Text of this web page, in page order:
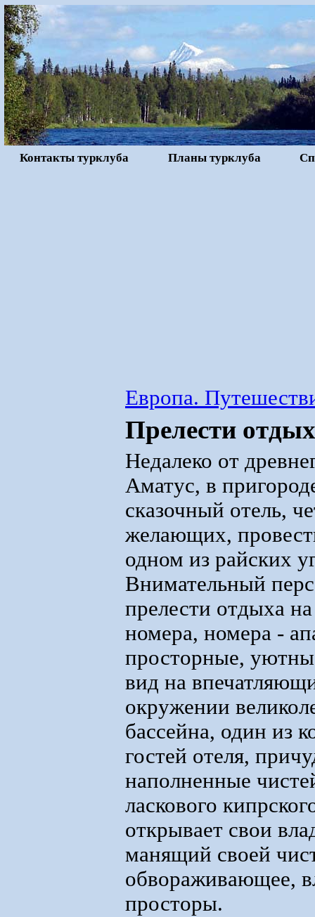
Контакты турклуба Планы турклуба
Европа.
Прелести
Недалеко от
Аматус, в
сказочный отель,
желающих,
одном из райских
Внимательный
прелести отдыха
номера, номера -
просторные,
вид на
окружении
бассейна, один из
гостей отеля,
наполненные
ласкового
открывает свои
манящий своей
обвораживающее,
просторы.